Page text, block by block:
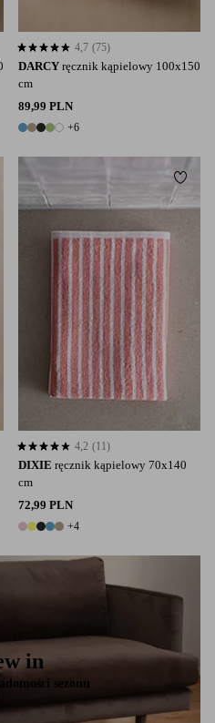
DARCY ręcznik kąpielowy 100x150
cm
89,99 PLN
11 kolory
+6
4,7 opierając się na 75 ocenach
4,7 (75)
do ulubionych
DIXIE ręcznik kąpielowy 70x140
cm
72,99 PLN
9 kolory
+4
4,2 opierając się na 11 ocenach
4,2 (11)
in
sezonu